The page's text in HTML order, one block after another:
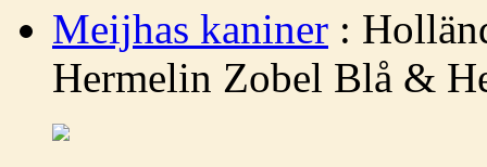
Meijhas kaniner :
Hermelin Zobel Blå &